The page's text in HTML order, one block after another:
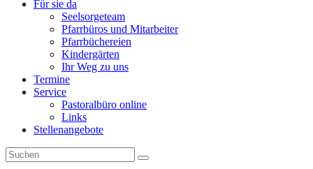
Für sie da
Seelsorgeteam
Pfarrbüros und Mitarbeiter
Pfarrbüchereien
Kindergärten
Ihr Weg zu uns
Termine
Service
Pastoralbüro online
Links
Stellenangebote